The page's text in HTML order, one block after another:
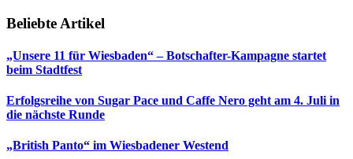
Beliebte Artikel
„Unsere 11 für Wiesbaden“ – Botschafter-Kampagne startet
beim Stadtfest
Erfolgsreihe von Sugar Pace und Caffe Nero geht am 4. Juli in
die nächste Runde
„British Panto“ im Wiesbadener Westend